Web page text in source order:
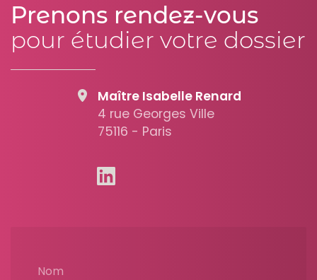
Prenons rendez-vous
pour étudier votre dossier
Nom
Maître Isabelle Renard
4 rue Georges Ville
75116 - Paris